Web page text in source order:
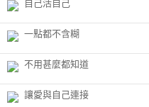
自己活自己
一點都不含糊
不用甚麼都知道
讓愛與自己連接